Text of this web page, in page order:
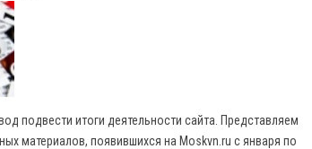
подвести итоги деятельности сайта. Представляем
материалов, появившихся на Moskvn.ru с января по